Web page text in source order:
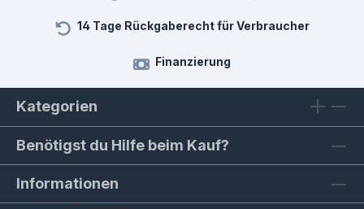
14 Tage Rückgaberecht für Verbraucher
Finanzierung
Kategorien
Benötigst du Hilfe beim Kauf?
Informationen